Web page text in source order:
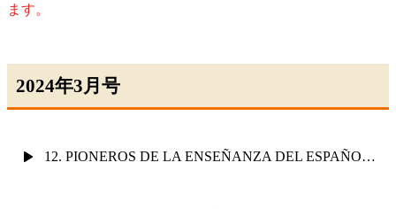
ます。
2024年3月号
12. PIONEROS DE LA ENSEÑANZA DEL ESPAÑOL EN JAPÓN ( II )